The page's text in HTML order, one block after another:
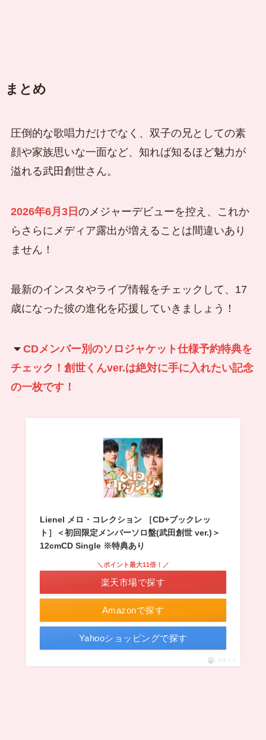
まとめ
圧倒的な歌唱力だけでなく、双子の兄としての素
顔や家族思いな一面など、知れば知るほど魅力が
溢れる武田創世さん。
2026年6月3日 のメジャーデビューを控え、これか
らさらにメディア露出が増えることは間違いあり
ません！
最新のインスタやライブ情報をチェックして、17
歳になった彼の進化を応援していきましょう！
CDメンバー別のソロジャケット仕様予約特典を
チェック！創世くんver.は絶対に手に入れたい記念
の一枚です！
Lienel メロ・コレクション ［CD+ブックレッ
ト］＜初回限定メンバーソロ盤(武田創世 ver.)＞
12cmCD Single ※特典あり
Amazonで探す
＼ポイント最大11倍！／
楽天市場で探す
Yahooショッピングで探す
ポチップ